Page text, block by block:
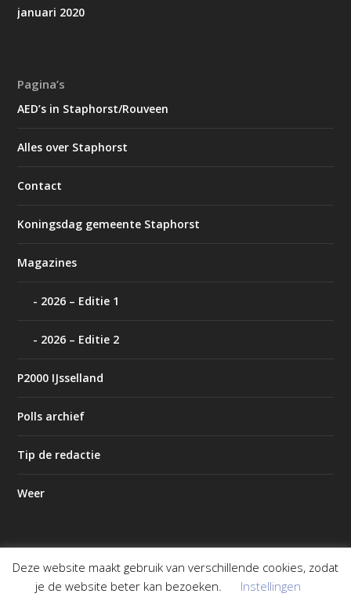
januari 2020
Pagina’s
AED’s in Staphorst/Rouveen
Alles over Staphorst
Contact
Koningsdag gemeente Staphorst
Magazines
2026 – Editie 1
2026 – Editie 2
P2000 IJsselland
Polls archief
Tip de redactie
Weer
Ontworpen doorElegant Themes | Mogelijk gemaakt door
Deze website maakt gebruik van verschillende cookies, zodat
je de website beter kan bezoeken.
Instellingen